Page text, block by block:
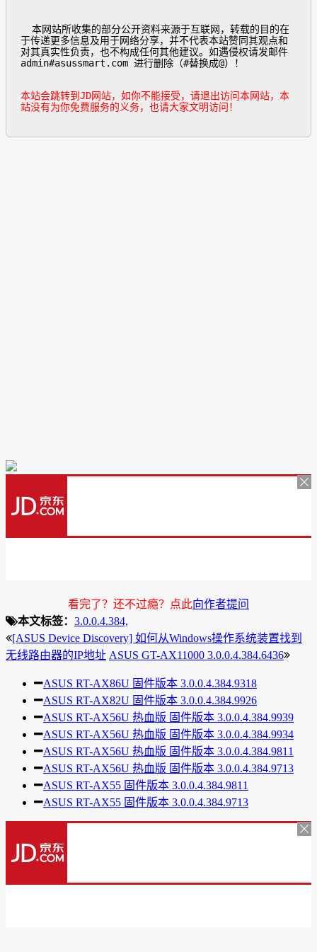
于传递更多信息及用于网络分享，并不代表本站赞同其观点和
对其真实性负责，也不构成任何其他建议。如遇侵权请发邮件
admin#asussmart.com 进行删除（#替换成@）！
本站会跳转到JD网站，如你不能接受，请退出访问本网站，本
站没有为你免费服务的义务，也请大家文明访问！
看完了？还不过瘾？点此向作者提问
本文标签： 3.0.0.4.384,
[ASUS Device Discovery] 如何从Windows操作系统装置找到
无线路由器的IP地址 ASUS GT-AX11000 3.0.0.4.384.6436
ASUS RT-AX86U 固件版本 3.0.0.4.384.9318
ASUS RT-AX82U 固件版本 3.0.0.4.384.9926
ASUS RT-AX56U 热血版 固件版本 3.0.0.4.384.9939
ASUS RT-AX56U 热血版 固件版本 3.0.0.4.384.9934
ASUS RT-AX56U 热血版 固件版本 3.0.0.4.384.9811
ASUS RT-AX56U 热血版 固件版本 3.0.0.4.384.9713
ASUS RT-AX55 固件版本 3.0.0.4.384.9811
ASUS RT-AX55 固件版本 3.0.0.4.384.9713